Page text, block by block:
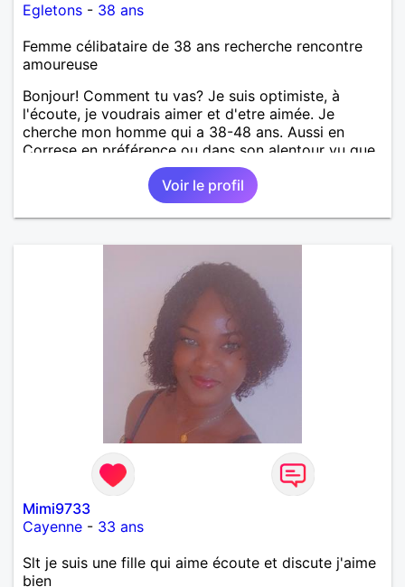
Egletons - 38 ans
Femme célibataire de 38 ans recherche rencontre
amoureuse
Bonjour! Comment tu vas? Je suis optimiste, à
l'écoute, je voudrais aimer et d'etre aimée. Je
cherche mon homme qui a 38-48 ans. Aussi en
Correse en préférence ou dans son alentour vu que
je travaille en CDI et je ne peux pas souvent
voyager loin. Merci. Bon chance à tout le monde.
Voir le profil
Mimi9733
Cayenne - 33 ans
Slt je suis une fille qui aime écoute et discute j'aime
bien